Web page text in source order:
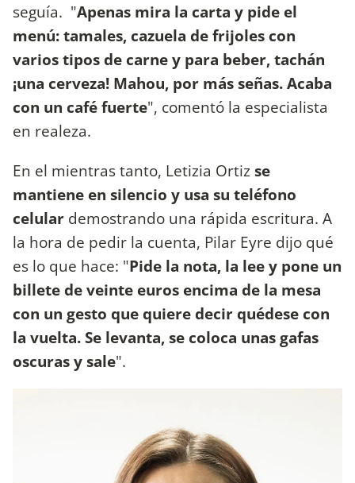
seguía. "Apenas mira la carta y pide el
menú: tamales, cazuela de frijoles con
varios tipos de carne y para beber, tachán
¡una cerveza! Mahou, por más señas. Acaba
con un café fuerte", comentó la especialista
en realeza.
En el mientras tanto, Letizia Ortizse
mantiene en silencio y usa su teléfono
celular demostrando una rápida escritura. A
la hora de pedir la cuenta, Pilar Eyre dijo qué
es lo que hace: "Pide la nota, la lee y pone un
billete de veinte euros encima de la mesa
con un gesto que quiere decir quédese con
la vuelta. Se levanta, se coloca unas gafas
oscuras y sale".